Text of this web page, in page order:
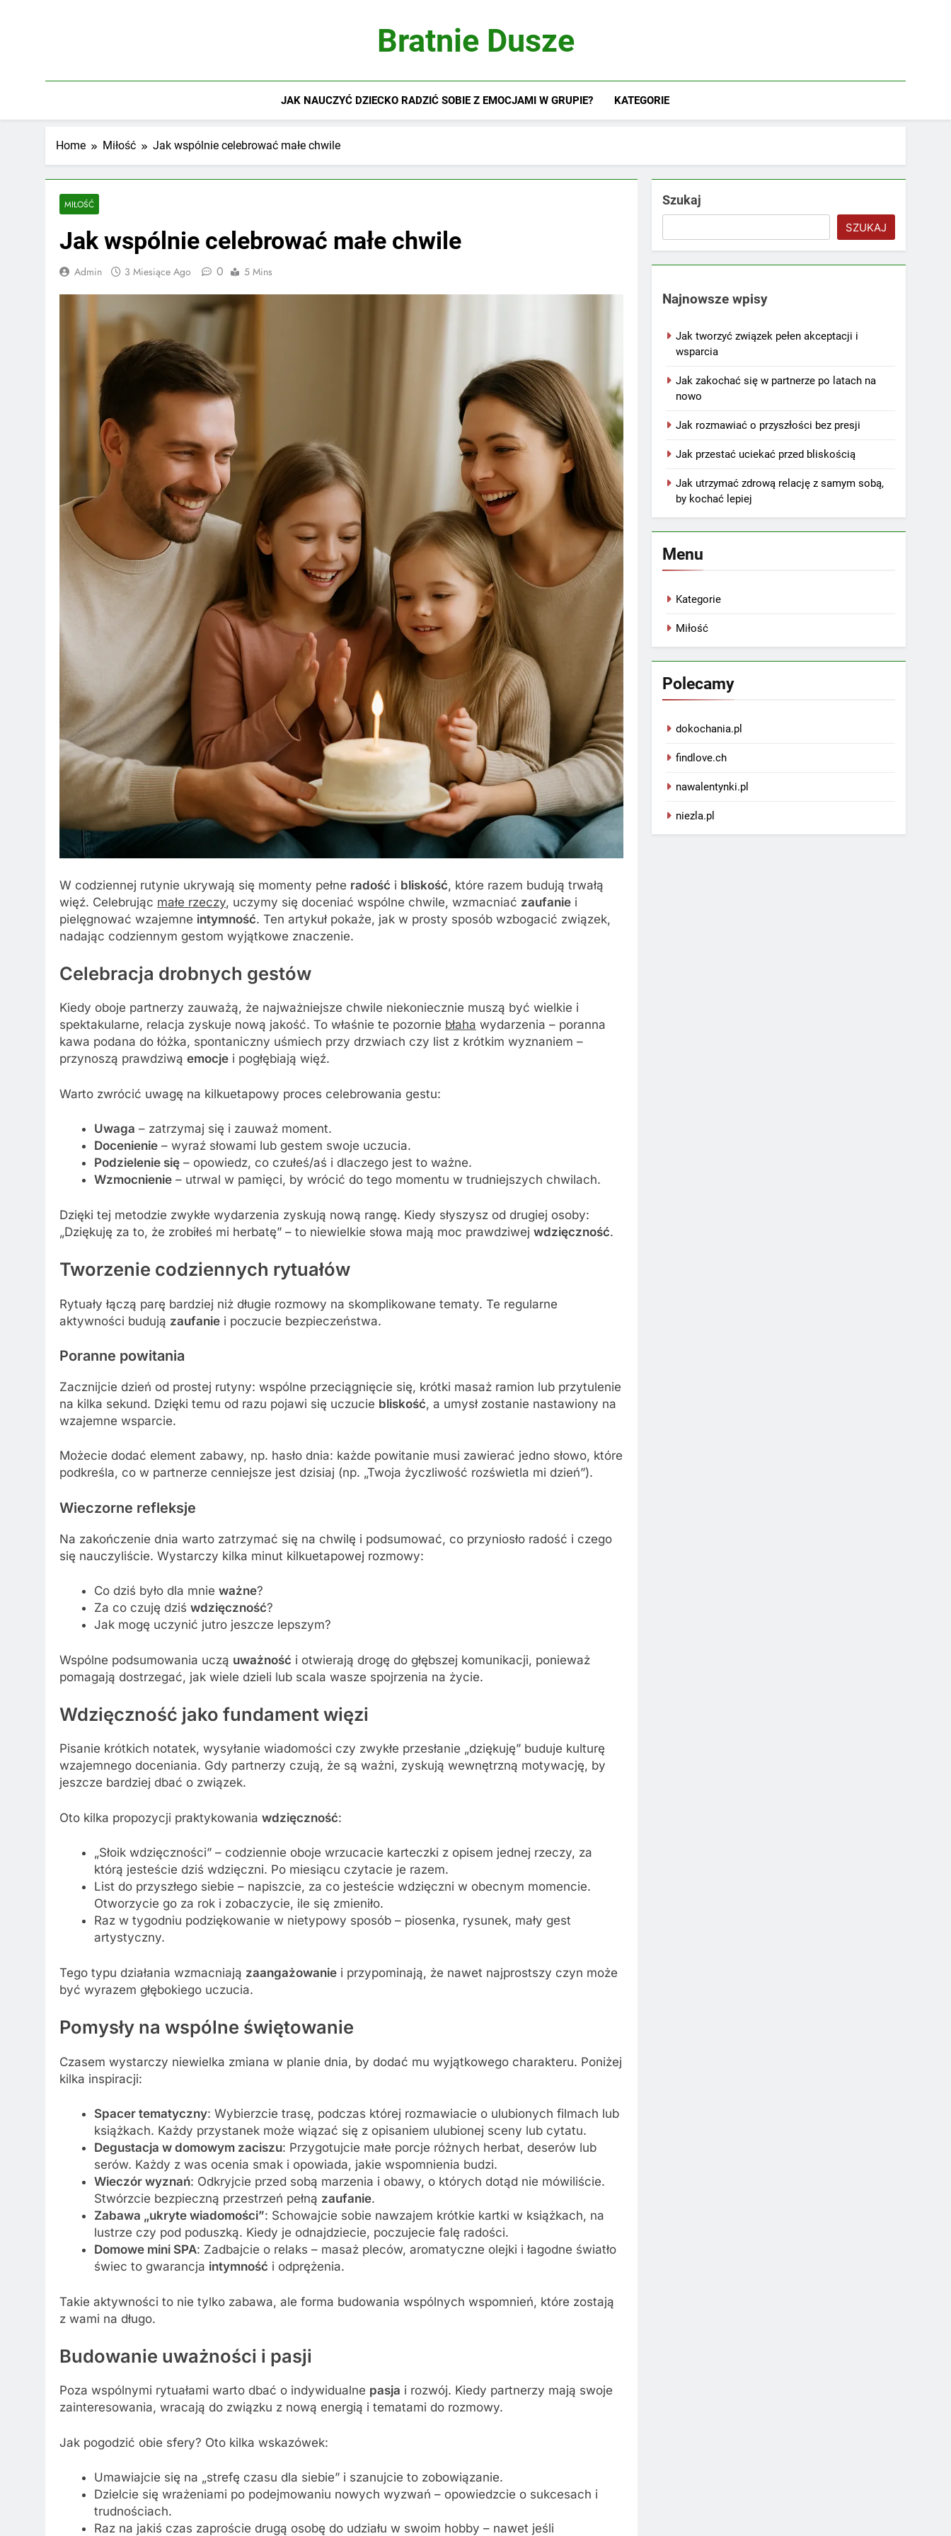
Bratnie Dusze
JAK NAUCZYĆ DZIECKO RADZIĆ SOBIE Z EMOCJAMI W GRUPIE? KATEGORIE
Home Miłość Jak wspólnie celebrować małe chwile
MIŁOŚĆ
Jak wspólnie celebrować małe chwile
Admin 3 Miesiące Ago 0 5 Mins
W codziennej rutynie ukrywają się momenty pełne radość i bliskość, które razem budują trwałą
więź. Celebrując małe rzeczy, uczymy się doceniać wspólne chwile, wzmacniać zaufanie i
pielęgnować wzajemne intymność. Ten artykuł pokaże, jak w prosty sposób wzbogacić związek,
nadając codziennym gestom wyjątkowe znaczenie.
Celebracja drobnych gestów
Kiedy oboje partnerzy zauważą, że najważniejsze chwile niekoniecznie muszą być wielkie i
spektakularne, relacja zyskuje nową jakość. To właśnie te pozornie błaha wydarzenia – poranna
kawa podana do łóżka, spontaniczny uśmiech przy drzwiach czy list z krótkim wyznaniem –
przynoszą prawdziwą emocje i pogłębiają więź.
Warto zwrócić uwagę na kilkuetapowy proces celebrowania gestu:
Uwaga – zatrzymaj się i zauważ moment.
Docenienie– wyraź słowami lub gestem swoje uczucia.
Podzielenie się– opowiedz, co czułeś/aś i dlaczego jest to ważne.
Wzmocnienie– utrwal w pamięci, by wrócić do tego momentu w trudniejszych chwilach.
Dzięki tej metodzie zwykłe wydarzenia zyskują nową rangę. Kiedy słyszysz od drugiej osoby:
„Dziękuję za to, że zrobiłeś mi herbatę” – to niewielkie słowa mają moc prawdziwej wdzięczność.
Tworzenie codziennych rytuałów
Rytuały łączą parę bardziej niż długie rozmowy na skomplikowane tematy. Te regularne
aktywności budują zaufanie i poczucie bezpieczeństwa.
Poranne powitania
Zacznijcie dzień od prostej rutyny: wspólne przeciągnięcie się, krótki masaż ramion lub przytulenie
na kilka sekund. Dzięki temu od razu pojawi się uczucie bliskość, a umysł zostanie nastawiony na
wzajemne wsparcie.
Możecie dodać element zabawy, np. hasło dnia: każde powitanie musi zawierać jedno słowo, które
podkreśla, co w partnerze cenniejsze jest dzisiaj (np. „Twoja życzliwość rozświetla mi dzień”).
Wieczorne refleksje
Na zakończenie dnia warto zatrzymać się na chwilę i podsumować, co przyniosło radość i czego
się nauczyliście. Wystarczy kilka minut kilkuetapowej rozmowy:
Co dziś było dla mnie ważne?
Za co czuję dziś wdzięczność?
Jak mogę uczynić jutro jeszcze lepszym?
Wspólne podsumowania uczą uważność i otwierają drogę do głębszej komunikacji, ponieważ
pomagają dostrzegać, jak wiele dzieli lub scala wasze spojrzenia na życie.
Wdzięczność jako fundament więzi
Pisanie krótkich notatek, wysyłanie wiadomości czy zwykłe przesłanie „dziękuję” buduje kulturę
wzajemnego doceniania. Gdy partnerzy czują, że są ważni, zyskują wewnętrzną motywację, by
jeszcze bardziej dbać o związek.
Oto kilka propozycji praktykowania wdzięczność:
„Słoik wdzięczności” – codziennie oboje wrzucacie karteczki z opisem jednej rzeczy, za
którą jesteście dziś wdzięczni. Po miesiącu czytacie je razem.
List do przyszłego siebie – napiszcie, za co jesteście wdzięczni w obecnym momencie.
Otworzycie go za rok i zobaczycie, ile się zmieniło.
Raz w tygodniu podziękowanie w nietypowy sposób – piosenka, rysunek, mały gest
artystyczny.
Tego typu działania wzmacniają zaangażowanie i przypominają, że nawet najprostszy czyn może
być wyrazem głębokiego uczucia.
Pomysły na wspólne świętowanie
Czasem wystarczy niewielka zmiana w planie dnia, by dodać mu wyjątkowego charakteru. Poniżej
kilka inspiracji:
Spacer tematyczny: Wybierzcie trasę, podczas której rozmawiacie o ulubionych filmach lub
książkach. Każdy przystanek może wiązać się z opisaniem ulubionej sceny lub cytatu.
Degustacja w domowym zaciszu: Przygotujcie małe porcje różnych herbat, deserów lub
serów. Każdy z was ocenia smak i opowiada, jakie wspomnienia budzi.
Wieczór wyznań: Odkryjcie przed sobą marzenia i obawy, o których dotąd nie mówiliście.
Stwórzcie bezpieczną przestrzeń pełną zaufanie.
Zabawa „ukryte wiadomości”: Schowajcie sobie nawzajem krótkie kartki w książkach, na
lustrze czy pod poduszką. Kiedy je odnajdziecie, poczujecie falę radości.
Domowe mini SPA: Zadbajcie o relaks – masaż pleców, aromatyczne olejki i łagodne światło
świec to gwarancja intymność i odprężenia.
Takie aktywności to nie tylko zabawa, ale forma budowania wspólnych wspomnień, które zostają
z wami na długo.
Budowanie uważności i pasji
Poza wspólnymi rytuałami warto dbać o indywidualne pasja i rozwój. Kiedy partnerzy mają swoje
zainteresowania, wracają do związku z nową energią i tematami do rozmowy.
Jak pogodzić obie sfery? Oto kilka wskazówek:
Umawiajcie się na „strefę czasu dla siebie” i szanujcie to zobowiązanie.
Dzielcie się wrażeniami po podejmowaniu nowych wyzwań – opowiedzcie o sukcesach i
trudnościach.
Raz na jakiś czas zaproście drugą osobę do udziału w swoim hobby – nawet jeśli
Szukaj
SZUKAJ
Najnowsze wpisy
Jak tworzyć związek pełen akceptacji i
wsparcia
Jak zakochać się w partnerze po latach na
nowo
Jak rozmawiać o przyszłości bez presji
Jak przestać uciekać przed bliskością
Jak utrzymać zdrową relację z samym sobą,
by kochać lepiej
Menu
Kategorie
Miłość
Polecamy
dokochania.pl
findlove.ch
nawalentynki.pl
niezla.pl